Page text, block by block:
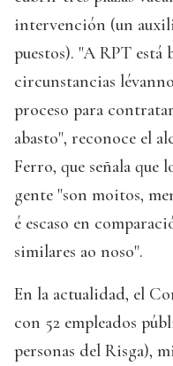
intervención (un
puestos). "A RPT está
circunstancias
proceso para
abasto", reconoce el
Ferro, que señala que
gente "son moitos,
é escaso en
similares ao noso".
En la actualidad, el
con 52 empleados
personas del Risga),